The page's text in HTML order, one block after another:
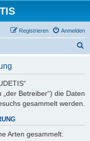
Anmelden
Registrieren
Betreiber“) die Daten
gesammelt werden.
Arten gesammelt: